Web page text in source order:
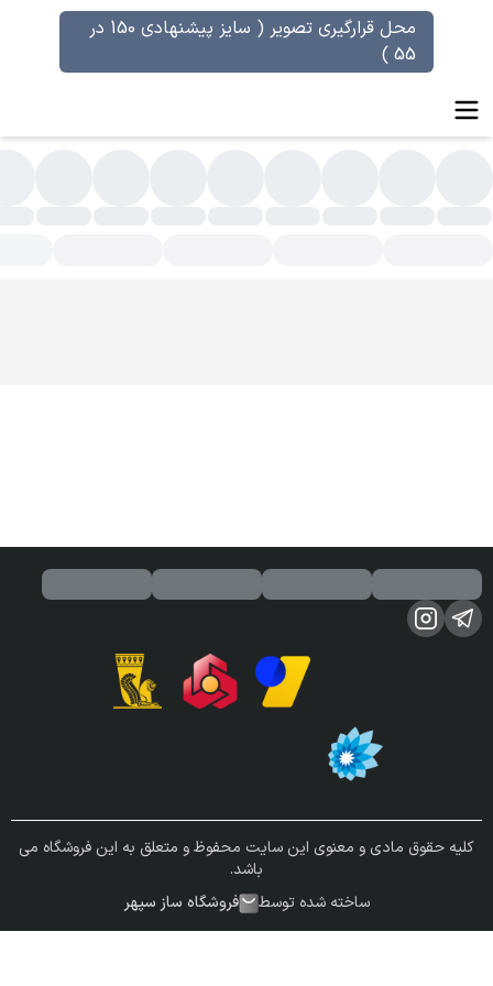
محل قرارگیری تصویر ( سایز پیشنهادی 150 در
55 )
کلیه حقوق مادی و معنوی این سایت محفوظ و متعلق به این فروشگاه می
باشد.
ساخته شده توسط
فروشگاه ساز سپهر